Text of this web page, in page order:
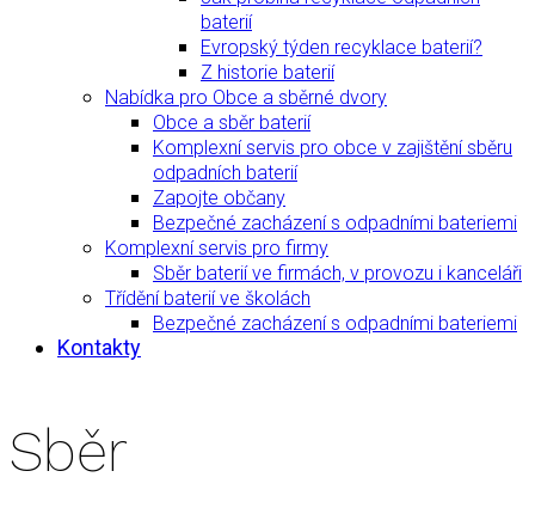
baterií
Evropský týden recyklace baterií?
Z historie baterií
Nabídka pro Obce a sběrné dvory
Obce a sběr baterií
Komplexní servis pro obce v zajištění sběru
odpadních baterií
Zapojte občany
Bezpečné zacházení s odpadními bateriemi
Komplexní servis pro firmy
Sběr baterií ve firmách, v provozu i kanceláři
Třídění baterií ve školách
Bezpečné zacházení s odpadními bateriemi
Kontakty
Sběr